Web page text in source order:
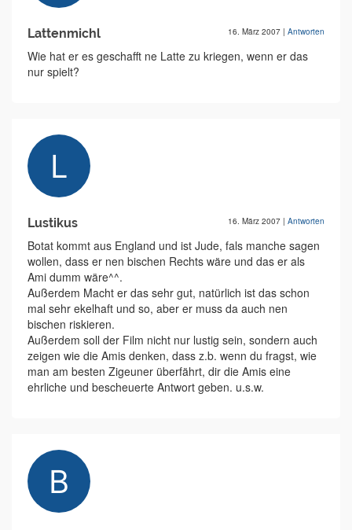
Lattenmichl 16. März 2007 | Antworten
Wie hat er es geschafft ne Latte zu kriegen, wenn er das
nur spielt?
Lustikus 16. März 2007 | Antworten
Botat kommt aus England und ist Jude, fals manche sagen
wollen, dass er nen bischen Rechts wäre und das er als
Ami dumm wäre^^.
Außerdem Macht er das sehr gut, natürlich ist das schon
mal sehr ekelhaft und so, aber er muss da auch nen
bischen riskieren.
Außerdem soll der Film nicht nur lustig sein, sondern auch
zeigen wie die Amis denken, dass z.b. wenn du fragst, wie
man am besten Zigeuner überfährt, dir die Amis eine
ehrliche und bescheuerte Antwort geben. u.s.w.